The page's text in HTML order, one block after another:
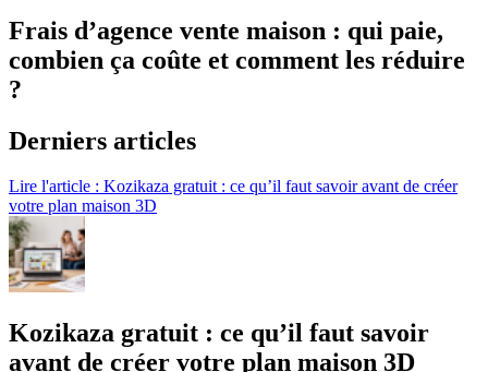
Frais d’agence vente maison : qui paie,
combien ça coûte et comment les réduire
?
Derniers articles
Lire l'article : Kozikaza gratuit : ce qu’il faut savoir avant de créer
votre plan maison 3D
Kozikaza gratuit : ce qu’il faut savoir
avant de créer votre plan maison 3D